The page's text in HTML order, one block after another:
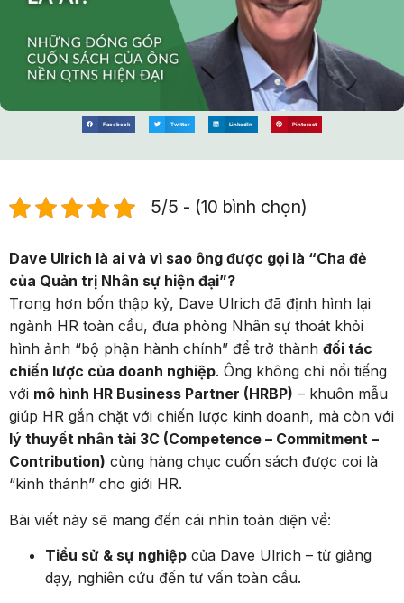
Facebook Twitter LinkedIn Pinterest
5/5 - (10 bình chọn)
Dave Ulrich là ai và vì sao ông được gọi là “Cha đẻ
của Quản trị Nhân sự hiện đại”?
Trong hơn bốn thập kỷ, Dave Ulrich đã định hình lại
ngành HR toàn cầu, đưa phòng Nhân sự thoát khỏi
hình ảnh “bộ phận hành chính” để trở thành đối tác
chiến lược của doanh nghiệp. Ông không chỉ nổi tiếng
với mô hình HR Business Partner (HRBP) – khuôn mẫu
giúp HR gắn chặt với chiến lược kinh doanh, mà còn với
lý thuyết nhân tài 3C (Competence – Commitment –
Contribution) cùng hàng chục cuốn sách được coi là
“kinh thánh” cho giới HR.
Bài viết này sẽ mang đến cái nhìn toàn diện về:
Tiểu sử & sự nghiệp của Dave Ulrich – từ giảng
dạy, nghiên cứu đến tư vấn toàn cầu.